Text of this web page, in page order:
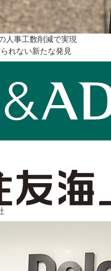
人事工数削減で実現
れない新たな発見